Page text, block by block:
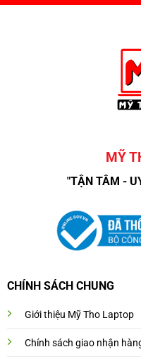
MỸ
"TẬN TÂM -
CHÍNH SÁCH CHUNG
Giới thiệu Mỹ Tho Laptop
Chính sách giao nhận